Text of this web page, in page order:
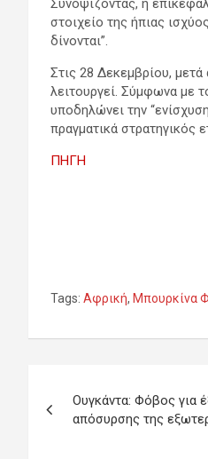
στοιχείο της ήπιας
δίνονται”.
Στις 28 Δεκεμβρίου,
λειτουργεί. Σύμφωνα με
υποδηλώνει την
πραγματικά στρατηγικός
ΠΗΓΗ
Tags: Αφρική, Μπουρκίνα
άρθρων
Ουγκάντα: Φόβος για
απόσυρσης της